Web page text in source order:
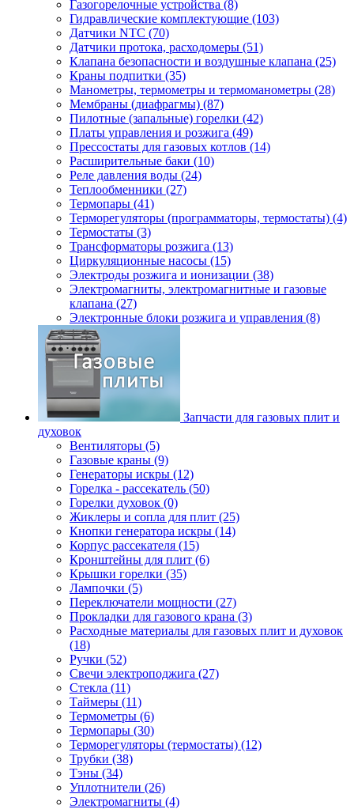
Газогорелочные устройства (8)
Гидравлические комплектующие (103)
Датчики NTC (70)
Датчики протока, расходомеры (51)
Клапана безопасности и воздушные клапана (25)
Краны подпитки (35)
Манометры, термометры и термоманометры (28)
Мембраны (диафрагмы) (87)
Пилотные (запальные) горелки (42)
Платы управления и розжига (49)
Прессостаты для газовых котлов (14)
Расширительные баки (10)
Реле давления воды (24)
Теплообменники (27)
Термопары (41)
Терморегуляторы (программаторы, термостаты) (4)
Термостаты (3)
Трансформаторы розжига (13)
Циркуляционные насосы (15)
Электроды розжига и ионизации (38)
Электромагниты, электромагнитные и газовые
клапана (27)
Электронные блоки розжига и управления (8)
Запчасти для газовых плит и
духовок
Вентиляторы (5)
Газовые краны (9)
Генераторы искры (12)
Горелка - рассекатель (50)
Горелки духовок (0)
Жиклеры и сопла для плит (25)
Кнопки генератора искры (14)
Корпус рассекателя (15)
Кронштейны для плит (6)
Крышки горелки (35)
Лампочки (5)
Переключатели мощности (27)
Прокладки для газового крана (3)
Расходные материалы для газовых плит и духовок
(18)
Ручки (52)
Свечи электроподжига (27)
Стекла (11)
Таймеры (11)
Термометры (6)
Термопары (30)
Терморегуляторы (термостаты) (12)
Трубки (38)
Тэны (34)
Уплотнители (26)
Электромагниты (4)